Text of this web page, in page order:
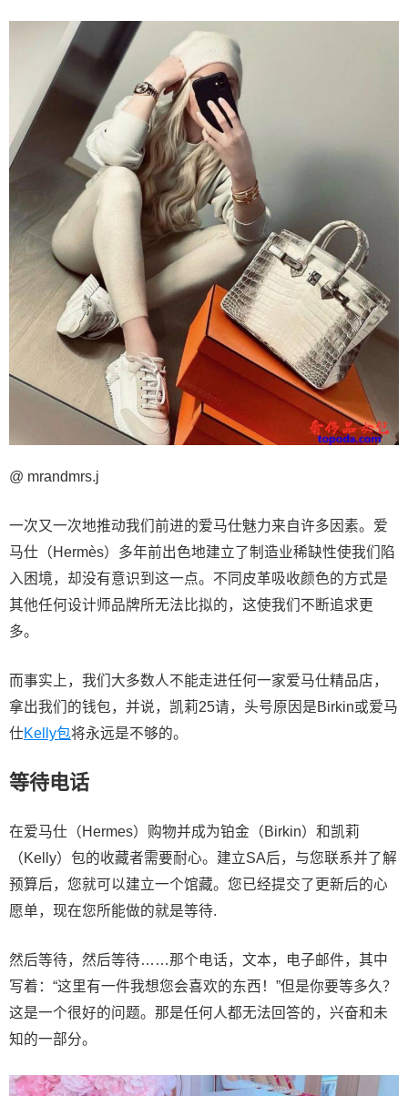
@ mrandmrs.j
一次又一次地推动我们前进的爱马仕魅力来自许多因素。爱
马仕（Hermès）多年前出色地建立了制造业稀缺性使我们陷
入困境，却没有意识到这一点。不同皮革吸收颜色的方式是
其他任何设计师品牌所无法比拟的，这使我们不断追求更
多。
而事实上，我们大多数人不能走进任何一家爱马仕精品店，
拿出我们的钱包，并说，凯莉25请，头号原因是Birkin或爱马
仕Kelly包将永远是不够的。
等待电话
在爱马仕（Hermes）购物并成为铂金（Birkin）和凯莉
（Kelly）包的收藏者需要耐心。建立SA后，与您联系并了解
预算后，您就可以建立一个馆藏。您已经提交了更新后的心
愿单，现在您所能做的就是等待.
然后等待，然后等待……那个电话，文本，电子邮件，其中
写着：“这里有一件我想您会喜欢的东西！”但是你要等多久？
这是一个很好的问题。那是任何人都无法回答的，兴奋和未
知的一部分。